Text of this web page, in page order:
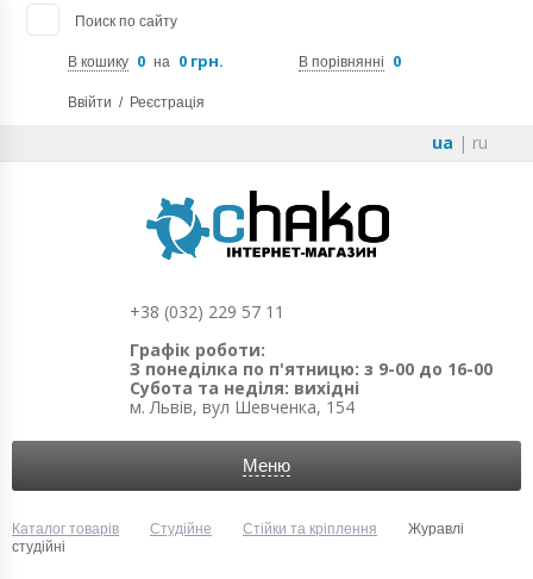
Поиск по сайту
В кошику 0 на 0 грн. В порівнянні 0
Ввійти / Реєстрація
ua | ru
+38 (032) 229 57 11
Графік роботи:
З понеділка по п'ятницю: з 9-00 до 16-00
Субота та неділя: вихідні
м. Львів, вул Шевченка, 154
Меню
Каталог товарів Студійне Стійки та кріплення
Журавлі
студійні